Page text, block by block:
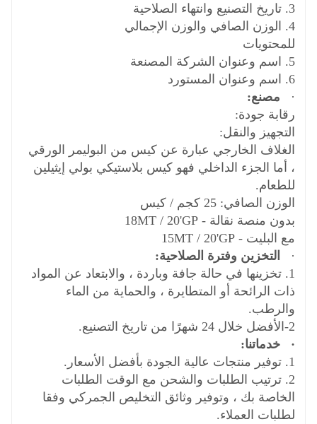
3. تاريخ التصنيع وانتهاء الصلاحية
4. الوزن الصافي والوزن الإجمالي
للمحتويات
5. اسم وعنوان الشركة المصنعة
6. اسم وعنوان المستورد
· مصنع:
رقابة جودة:
التجهيز والنقل:
الغلاف الخارجي عبارة عن كيس من البوليمر الورقي
، أما الجزء الداخلي فهو كيس بلاستيكي بولي إيثيلين
للطعام.
الوزن الصافي: 25 كجم / كيس
بدون منصة نقالة - 18MT / 20'GP
مع البليت - 15MT / 20'GP
·
التخزين وفترة الصلاحية:
1. تخزينها في حالة جافة وباردة ، والابتعاد عن المواد
ذات الرائحة أو المتطايرة ، والحماية من الماء
والرطب.
2-الأفضل خلال 24 شهرًا من تاريخ التصنيع.
·
خدماتنا:
1. توفير منتجات عالية الجودة بأفضل الأسعار.
2. ترتيب الطلبات والشحن مع الوقت الطلبات
الخاصة بك ، وتوفير وثائق التخليص الجمركي وفقا
لطلبات العملاء.